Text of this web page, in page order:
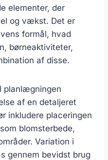
elementer, der
og vækst. Det er
formål, hvad
børneaktiviteter,
af disse.
planlægningen
af en detaljeret
inkludere placeringen
blomsterbede,
Variation i
gennem bevidst brug